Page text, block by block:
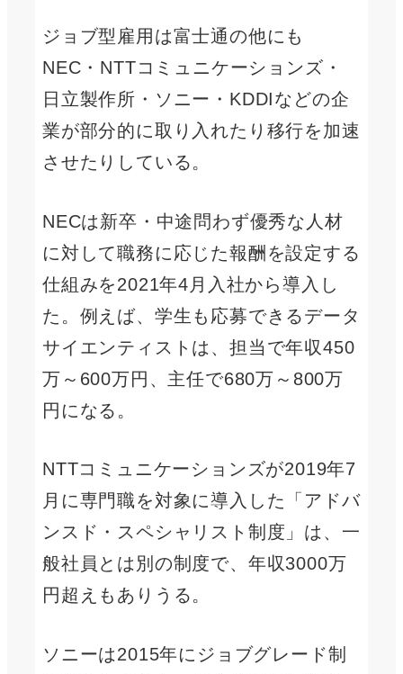
ジョブ型雇用は富士通の他にも
NEC・NTTコミュニケーションズ・
日立製作所・ソニー・KDDIなどの企
業が部分的に取り入れたり移行を加速
させたりしている。
NECは新卒・中途問わず優秀な人材
に対して職務に応じた報酬を設定する
仕組みを2021年4月入社から導入し
た。例えば、学生も応募できるデータ
サイエンティストは、担当で年収450
万～600万円、主任で680万～800万
円になる。
NTTコミュニケーションズが2019年7
月に専門職を対象に導入した「アドバ
ンスド・スペシャリスト制度」は、一
般社員とは別の制度で、年収3000万
円超えもありうる。
ソニーは2015年にジョブグレード制